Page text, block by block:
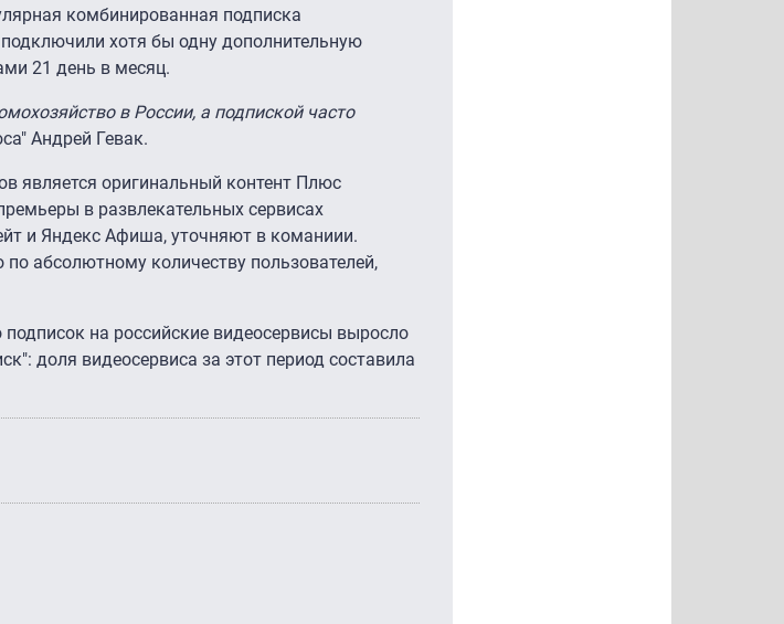
комбинированная подписка
хотя бы одну дополнительную
21 день в месяц.
в России, а подпиской часто
Андрей Гевак.
является оригинальный контент Плюс
в развлекательных сервисах
и Яндекс Афиша, уточняют в команиии.
абсолютному количеству пользователей,
на российские видеосервисы выросло
доля видеосервиса за этот период составила